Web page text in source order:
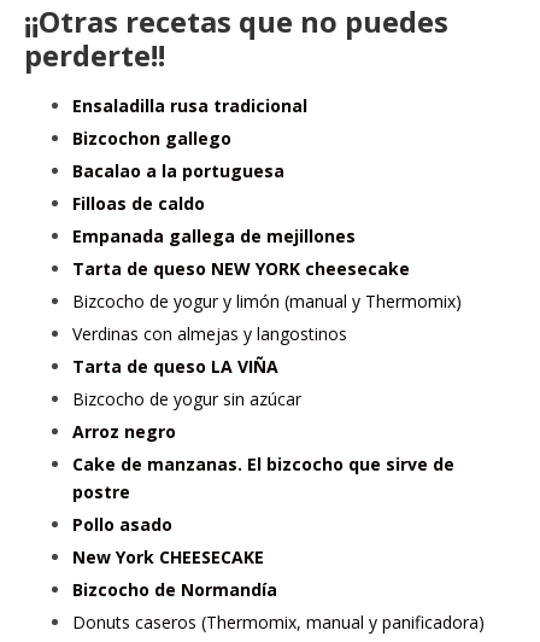
¡¡Otras recetas que no puedes
perderte!!
Ensaladilla rusa tradicional
Bizcochon gallego
Bacalao a la portuguesa
Filloas de caldo
Empanada gallega de mejillones
Tarta de queso NEW YORK cheesecake
Bizcocho de yogur y limón (manual y Thermomix)
Verdinas con almejas y langostinos
Tarta de queso LA VIÑA
Bizcocho de yogur sin azúcar
Arroz negro
Cake de manzanas. El bizcocho que sirve de
postre
Pollo asado
New York CHEESECAKE
Bizcocho de Normandía
Donuts caseros (Thermomix, manual y panificadora)